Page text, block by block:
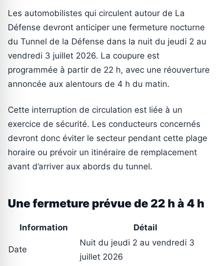
Les automobilistes qui circulent autour de La
Défense devront anticiper une fermeture nocturne
du Tunnel de la Défense dans la nuit du jeudi 2 au
vendredi 3 juillet 2026. La coupure est
programmée à partir de 22 h, avec une réouverture
annoncée aux alentours de 4 h du matin.
Cette interruption de circulation est liée à un
exercice de sécurité. Les conducteurs concernés
devront donc éviter le secteur pendant cette plage
horaire ou prévoir un itinéraire de remplacement
avant d’arriver aux abords du tunnel.
Une fermeture prévue de 22 h à 4 h
Information Détail
Date
Nuit du jeudi 2 au vendredi 3
juillet 2026